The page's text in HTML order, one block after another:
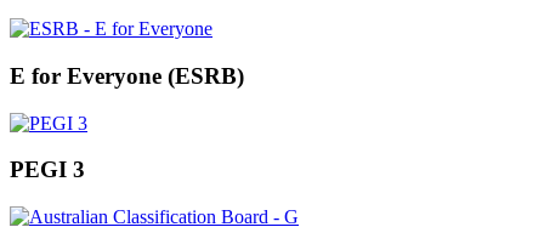
E for Everyone (ESRB)
PEGI 3